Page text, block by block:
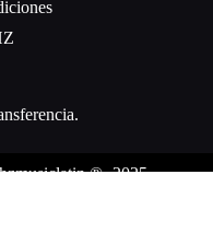
® -2025.